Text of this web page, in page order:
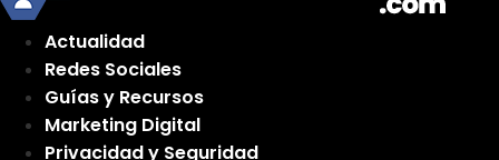
Actualidad
Redes Sociales
Guías y Recursos
Marketing Digital
Privacidad y Seguridad